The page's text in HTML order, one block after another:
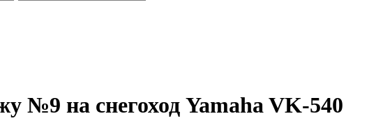
№9 на снегоход Yamaha VK-540